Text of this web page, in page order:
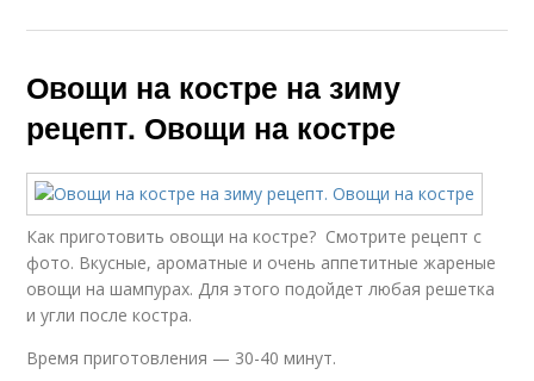
Овощи на костре на зиму
рецепт. Овощи на костре
Как приготовить овощи на костре? Смотрите рецепт с
фото. Вкусные, ароматные и очень аппетитные жареные
овощи на шампурах. Для этого подойдет любая решетка
и угли после костра.
Время приготовления — 30-40 минут.